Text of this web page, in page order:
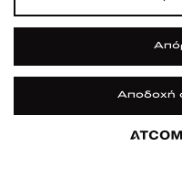
| Πολιτική
Προστασία
Αποδοχή